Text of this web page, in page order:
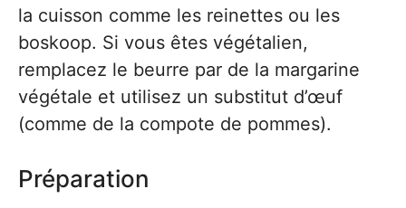
la cuisson comme les reinettes ou les
boskoop. Si vous êtes végétalien,
remplacez le beurre par de la margarine
végétale et utilisez un substitut d’œuf
(comme de la compote de pommes).
Préparation